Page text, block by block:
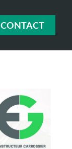
CONTACT